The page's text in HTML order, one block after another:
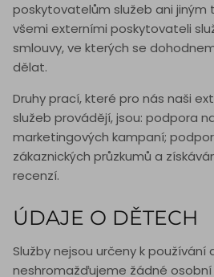
poskytovatelům služeb ani jiným
všemi externími poskytovateli
smlouvy, ve kterých se
dělat.
Druhy prací, které pro nás naši
služeb provádějí, jsou: podpora
marketingových kampaní;
zákaznických průzkumů a
recenzí.
ÚDAJE O DĚTECH
Služby nejsou určeny k
neshromažďujeme žádné